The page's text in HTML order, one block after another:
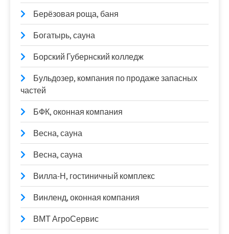
Берёзовая роща, баня
Богатырь, сауна
Борский Губернский колледж
Бульдозер, компания по продаже запасных
частей
БФК, оконная компания
Весна, сауна
Весна, сауна
Вилла-Н, гостиничный комплекс
Винленд, оконная компания
ВМТ АгроСервис